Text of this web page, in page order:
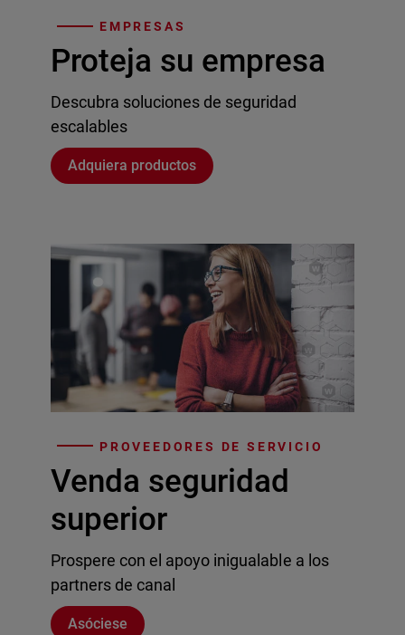
EMPRESAS
Proteja su empresa
Descubra soluciones de seguridad
escalables
Adquiera productos
PROVEEDORES DE SERVICIO
Venda seguridad
superior
Prospere con el apoyo inigualable a los
partners de canal
Asóciese